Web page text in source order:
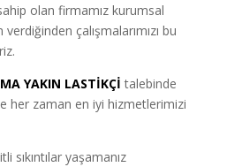
olan firmamız kurumsal
çalışmalarımızı bu
YAKIN LASTİKÇİ talebinde
her zaman en iyi hizmetlerimizi
sıkıntılar yaşamanız